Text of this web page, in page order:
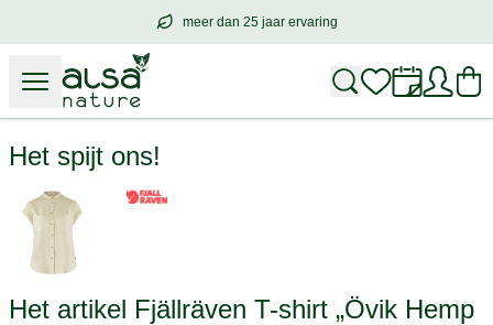
meer dan 25 jaar ervaring
meer dan25 jaar ervaring
Fjällräven T-shirt „Övik Hemp Shirt W SS“
Het spijt ons!
Het artikel Fjällräven T-shirt „Övik Hemp